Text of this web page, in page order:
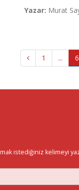
Yazar: Murat
1 ... 6
istediğiniz kelimeyi